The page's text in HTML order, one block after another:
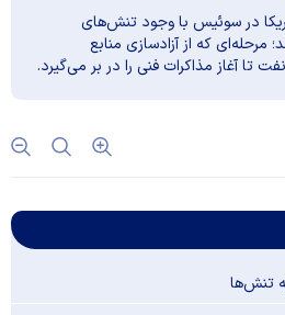
و آمریکا در سوئیس با وجود تنش‌های
مرحله‌ای که از آزادسازی منابع
تا آغاز مذاکرات فنی را در بر می‌گیرد.